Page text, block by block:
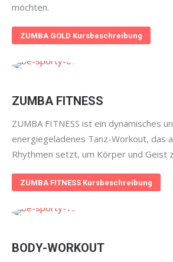
möchten.
ZUMBA GOLD Kursbeschreibung
ZUMBA FITNESS
ZUMBA FITNESS ist ein dynamisches
energiegeladenes Tanz-Workout, das
Rhythmen setzt, um Körper und Geist
ZUMBA FITNESS Kursbeschreibung
BODY-WORKOUT